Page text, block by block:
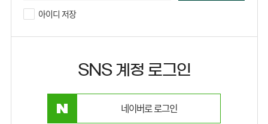
아이디 저장
SNS 계정 로그인
네이버로 로그인